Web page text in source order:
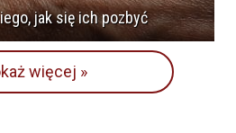
jak się ich pozbyć
więcej »